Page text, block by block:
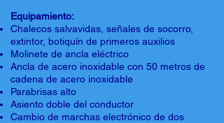
Equipamiento:
Chalecos salvavidas, señales de socorro,
extintor, botiquín de primeros auxilios
Molinete de ancla eléctrico
Ancla de acero inoxidable con 50 metros de
cadena de acero inoxidable
Parabrisas alto
Asiento doble del conductor
Cambio de marchas electrónico de dos